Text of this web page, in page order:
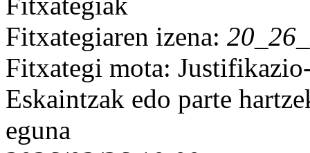
Fitxategiaren izena:
Fitxategi mota:
Eskaintzak edo parte
eguna